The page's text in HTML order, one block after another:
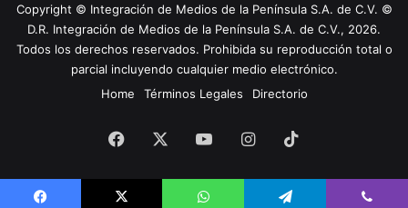
Copyright © Integración de Medios de la Península S.A. de C.V. ©
D.R. Integración de Medios de la Península S.A. de C.V., 2026.
Todos los derechos reservados. Prohibida su reproducción total o
parcial incluyendo cualquier medio electrónico.
Home
Términos Legales Directorio
Facebook YouTubeInstagram